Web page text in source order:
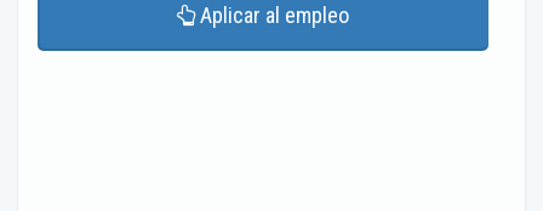
Aplicar al empleo